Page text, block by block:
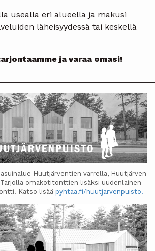
usealla eri alueella ja makusi
läheisyydessä tai keskellä
ja varaa omasi!
Huutjärventien varrella, Huutjärven
omakotitonttien lisäksi uudenlainen
Katso lisää pyhtaa.fi/huutjarvenpuisto.